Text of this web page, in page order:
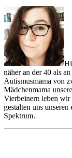
näher an der 40 als
Autismusmama von
Mädchenmama
Vierbeinern leben
gestalten uns
Spektrum.